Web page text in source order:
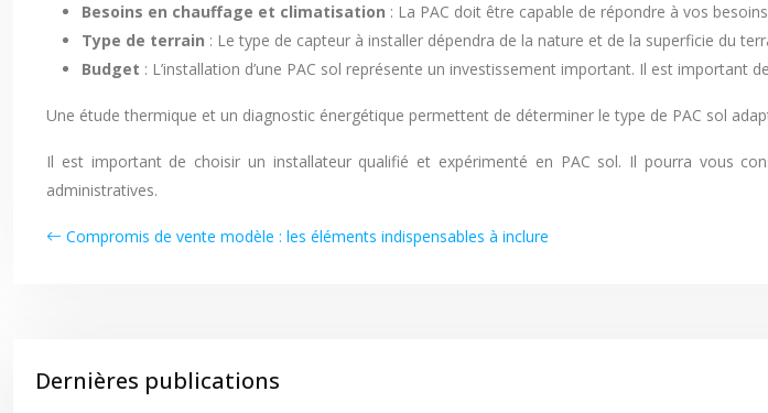
Besoins en chauffage et climatisation : La PAC doit être capable de répondre à vos
Type de terrain : Le type de capteur à installer dépendra de la nature et de la superficie du
Budget : L’installation d’une PAC sol représente un investissement important. Il est important
Une étude thermique et un diagnostic énergétique permettent de déterminer le type de PAC sol
Il est important de choisir un installateur qualifié et expérimenté en PAC sol. Il pourra vous
administratives.
Compromis de vente modèle : les éléments indispensables à inclure
Dernières publications